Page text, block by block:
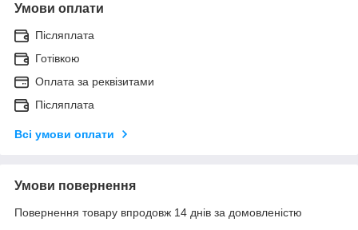
Умови оплати
Післяплата
Готівкою
Оплата за реквізитами
Післяплата
Всі умови оплати
Умови повернення
Повернення товару впродовж 14 днів за домовленістю